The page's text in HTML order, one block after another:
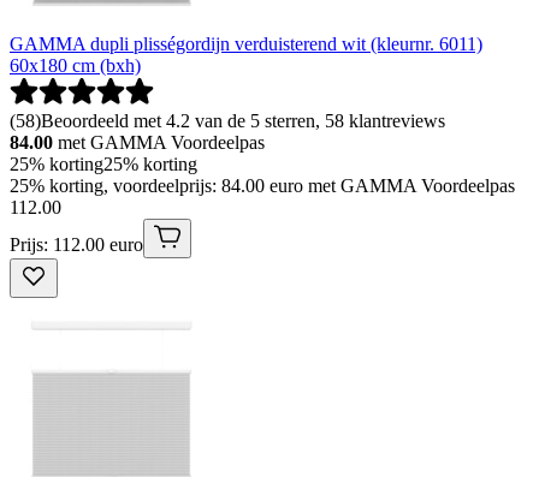
GAMMA dupli plisségordijn verduisterend wit (kleurnr. 6011)
60x180 cm (bxh)
(58)Beoordeeld met 4.2 van de 5 sterren, 58 klantreviews
84.00 met GAMMA Voordeelpas
25% korting25% korting
25% korting, voordeelprijs: 84.00 euro met GAMMA Voordeelpas
112.00
Prijs: 112.00 euro